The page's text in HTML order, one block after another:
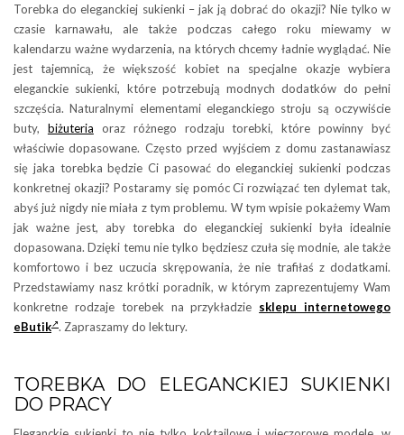
Torebka do eleganckiej sukienki – jak ją dobrać do okazji? Nie tylko w
czasie karnawału, ale także podczas całego roku miewamy w
kalendarzu ważne wydarzenia, na których chcemy ładnie wyglądać. Nie
jest tajemnicą, że większość kobiet na specjalne okazje wybiera
eleganckie sukienki, które potrzebują modnych dodatków do pełni
szczęścia. Naturalnymi elementami eleganckiego stroju są oczywiście
buty, biżuteria oraz różnego rodzaju torebki, które powinny być
właściwie dopasowane. Często przed wyjściem z domu zastanawiasz
się jaka torebka będzie Ci pasować do eleganckiej sukienki podczas
konkretnej okazji? Postaramy się pomóc Ci rozwiązać ten dylemat tak,
abyś już nigdy nie miała z tym problemu. W tym wpisie pokażemy Wam
jak ważne jest, aby torebka do eleganckiej sukienki była idealnie
dopasowana. Dzięki temu nie tylko będziesz czuła się modnie, ale także
komfortowo i bez uczucia skrępowania, że nie trafiłaś z dodatkami.
Przedstawiamy nasz krótki poradnik, w którym zaprezentujemy Wam
konkretne rodzaje torebek na przykładzie sklepu internetowego
eButik . Zapraszamy do lektury.
TOREBKA DO ELEGANCKIEJ SUKIENKI
DO PRACY